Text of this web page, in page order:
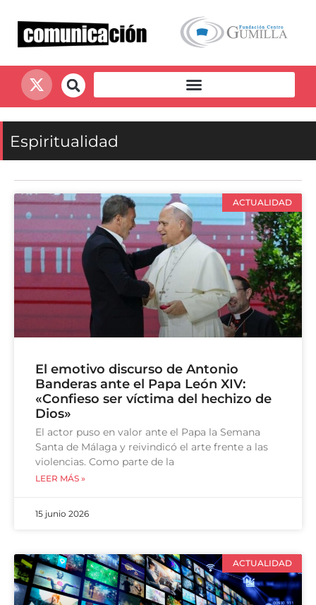
Espiritualidad
ACTUALIDAD
El emotivo discurso de Antonio
Banderas ante el Papa León XIV:
«Confieso ser víctima del hechizo de
Dios»
El actor puso en valor ante el Papa la Semana
Santa de Málaga y reivindicó el arte frente a las
violencias. Como parte de la
LEER MÁS »
15 junio 2026
ACTUALIDAD